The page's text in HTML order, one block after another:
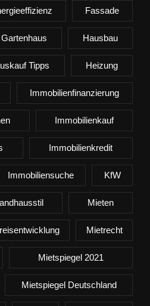
Fassade
Gartenhaus Hausbau
Tipps Heizung
Immobilienfinanzierung
Immobilienkauf
Immobilienkredit
Immobiliensuche KfW
Mieten
Mietrecht
Mietspiegel 2021
Mietspiegel Deutschland